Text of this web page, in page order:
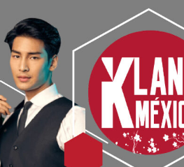
contenido